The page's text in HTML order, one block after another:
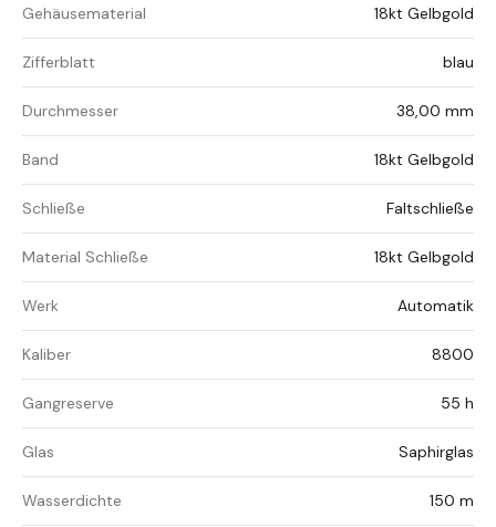
Gehäusematerial 18kt Gelbgold
Zifferblatt blau
Durchmesser 38,00 mm
Band 18kt Gelbgold
Schließe Faltschließe
Material Schließe 18kt Gelbgold
Werk Automatik
Kaliber 8800
Gangreserve 55 h
Glas Saphirglas
Wasserdichte 150 m